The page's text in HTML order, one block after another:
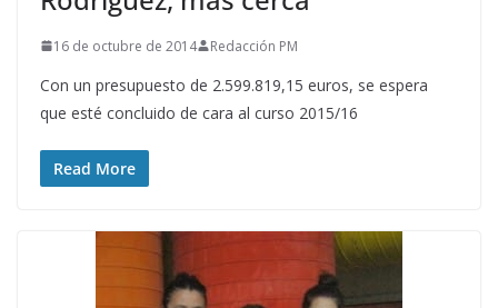
16 de octubre de 2014 Redacción PM
Con un presupuesto de 2.599.819,15 euros, se espera
que esté concluido de cara al curso 2015/16
Read More